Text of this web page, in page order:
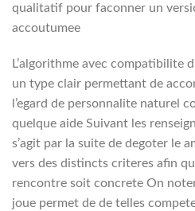
qualitatif pour faconner un
accoutumee
L’algorithme avec compatibilite
un type clair permettant de
l’egard de personnalite naturel
quelque aide Suivant les
s’agit par la suite de degoter le
vers des distincts criteres afin
rencontre soit concrete On
joue permet de de telles